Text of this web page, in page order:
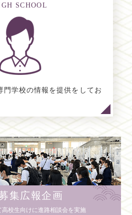
SCHOOL
門学校の情報を提供をしてお
集広報企画
高校生向けに進路相談会を実施